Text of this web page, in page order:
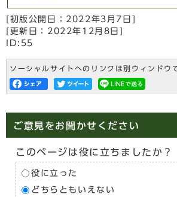
[初版公開日： 2022年3月7日
[更新日： 2022年12月8日
ID:55
ソーシャルサイトへのリンクは別ウィンドウ
ご意見をお聞かせください
このページは役に立ちましたか？
役に立った
どちらともいえない